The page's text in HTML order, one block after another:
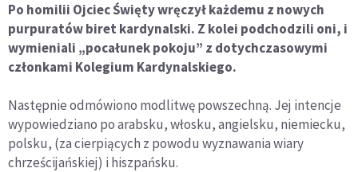
Po homilii Ojciec Święty wręczył każdemu z nowych
purpuratów biret kardynalski. Z kolei podchodzili oni, i
wymieniali „pocałunek pokoju” z dotychczasowymi
członkami Kolegium Kardynalskiego.
Następnie odmówiono modlitwę powszechną. Jej intencje
wypowiedziano po arabsku, włosku, angielsku, niemiecku,
polsku, (za cierpiących z powodu wyznawania wiary
chrześcijańskiej) i hiszpańsku.